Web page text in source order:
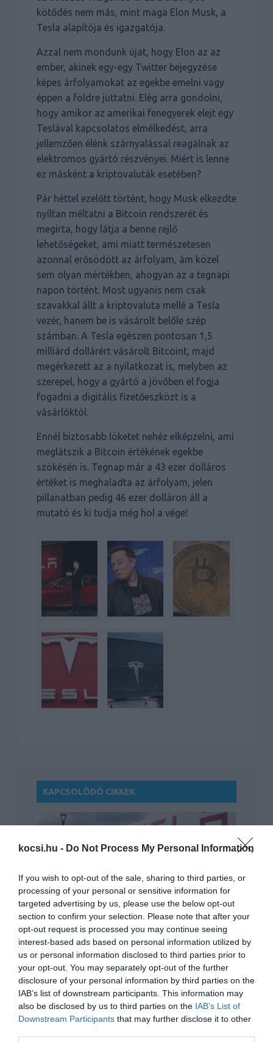
kocsi.hu - Do Not Process My Personal Information
If you wish to opt-out of the sale, sharing to third parties, or
processing of your personal or sensitive information for
targeted advertising by us, please use the below opt-out
section to confirm your selection. Please note that after your
opt-out request is processed you may continue seeing
interest-based ads based on personal information utilized by
us or personal information disclosed to third parties prior to
your opt-out. You may separately opt-out of the further
disclosure of your personal information by third parties on the
IAB’s list of downstream participants. This information may
also be disclosed by us to third parties on the IAB’s List of
Downstream Participants that may further disclose it to other
kötődés nem más, mint maga Elon Musk, a
Tesla alapítója és igazgatója.
Azzal nem mondunk újat, hogy Elon az az
ember, akinek egy-egy Twitter bejegyzése
képes árfolyamokat az egekbe emelni vagy
éppen a földre juttatni. Elég arra gondolni,
hogy amikor az amerikai fenegyerek elejt egy
Teslával kapcsolatos elmélkedést, arra
jellemzően élénk szárnyalással reagálnak az
elektromos gyártó részvényei. Miért is lenne
ez másként a kriptovaluták esetében?
Pár héttel ezelőtt történt, hogy Musk elkezdte
nyíltan méltatni a Bitcoin rendszerét és
megírta, hogy látja a benne rejlő
lehetőségeket, ami miatt természetesen
azonnal erősödött az árfolyam, ám közel
sem olyan mértékben, ahogyan az a tegnapi
napon történt. Most ugyanis nem csak
szavakkal állt a kriptovaluta mellé a Tesla
vezér, hanem be is vásárolt belőle szép
számban. A Tesla egészen pontosan 1,5
milliárd dollárért vásárolt Bitcoint, majd
megérkezett az a nyilatkozat is, melyben az
szerepel, hogy a gyártó a jövőben el fogja
fogadni a digitális fizetőeszközt is a
vásárlóktól.
Ennél biztosabb löketet nehéz elképzelni, ami
meglátszik a Bitcoin értékének egekbe
szökésén is. Tegnap már a 43 ezer dolláros
értéket is meghaladta az árfolyam, jelen
pillanatban pedig 46 ezer dolláron áll a
mutató és ki tudja még hol a vége!
KAPCSOLÓDÓ CIKKEK
Zuhannak a Tesla részvényei, a járvány
egyik nagy…
Hivatalos: Elon Musk a világ